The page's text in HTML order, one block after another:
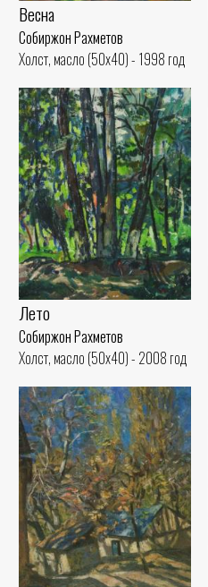
Весна
Собиржон Рахметов
Холст, масло (50x40) - 1998 год
Лето
Собиржон Рахметов
Холст, масло (50x40) - 2008 год